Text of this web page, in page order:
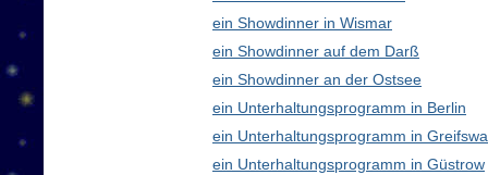
ein Showdinner in Wismar
ein Showdinner auf dem Darß
ein Showdinner an der Ostsee
ein Unterhaltungsprogramm in Berlin
ein Unterhaltungsprogramm in
ein Unterhaltungsprogramm in Güstrow